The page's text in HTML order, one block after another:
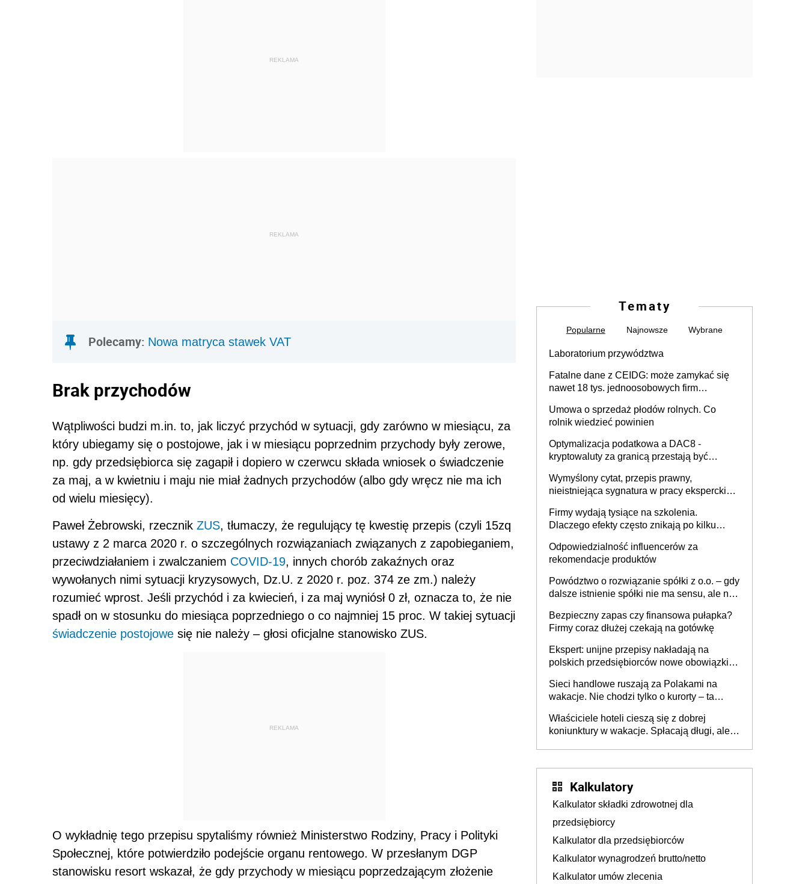
REKLAMA
REKLAMA
Polecamy: Nowa matryca stawek VAT
Brak przychodów
Wątpliwości budzi m.in. to, jak liczyć przychód w sytuacji, gdy zarówno w miesiącu, za
który ubiegamy się o postojowe, jak i w miesiącu poprzednim przychody były zerowe,
np. gdy przedsiębiorca się zagapił i dopiero w czerwcu składa wniosek o świadczenie
za maj, a w kwietniu i maju nie miał żadnych przychodów (albo gdy wręcz nie ma ich
od wielu miesięcy).
Paweł Żebrowski, rzecznik ZUS, tłumaczy, że regulujący tę kwestię przepis (czyli 15zq
ustawy z 2 marca 2020 r. o szczególnych rozwiązaniach związanych z zapobieganiem,
przeciwdziałaniem i zwalczaniem COVID-19, innych chorób zakaźnych oraz
wywołanych nimi sytuacji kryzysowych, Dz.U. z 2020 r. poz. 374 ze zm.) należy
rozumieć wprost. Jeśli przychód i za kwiecień, i za maj wyniósł 0 zł, oznacza to, że nie
spadł on w stosunku do miesiąca poprzedniego o co najmniej 15 proc. W takiej sytuacji
świadczenie postojowe się nie należy – głosi oficjalne stanowisko ZUS.
REKLAMA
O wykładnię tego przepisu spytaliśmy również Ministerstwo Rodziny, Pracy i Polityki
Społecznej, które potwierdziło podejście organu rentowego. W przesłanym DGP
stanowisku resort wskazał, że gdy przychody w miesiącu poprzedzającym złożenie
Tematy
Popularne Najnowsze Wybrane
Laboratorium przywództwa
Fatalne dane z CEIDG: może zamykać się
nawet 18 tys. jednoosobowych firm
Umowa o sprzedaż płodów rolnych. Co
rolnik wiedzieć powinien
Optymalizacja podatkowa a DAC8 -
kryptowaluty za granicą przestają być
Wymyślony cytat, przepis prawny,
nieistniejąca sygnatura w pracy eksperckiej -
firmie
Firmy wydają tysiące na szkolenia.
Dlaczego efekty często znikają po kilku
Odpowiedzialność influencerów za
rekomendacje produktów
Powództwo o rozwiązanie spółki z o.o. – gdy
dalsze istnienie spółki nie ma sensu, ale nie
Bezpieczny zapas czy finansowa pułapka?
Firmy coraz dłużej czekają na gotówkę
Ekspert: unijne przepisy nakładają na
polskich przedsiębiorców nowe obowiązki w
Sieci handlowe ruszają za Polakami na
wakacje. Nie chodzi tylko o kurorty – ta
tam, gdzie wielu spędzi urlop po cichu
Właściciele hoteli cieszą się z dobrej
koniunktury w wakacje. Spłacają długi, ale
Kalkulatory
Kalkulator składki zdrowotnej dla
przedsiębiorcy
Kalkulator dla przedsiębiorców
Kalkulator wynagrodzeń brutto/netto
Kalkulator umów zlecenia